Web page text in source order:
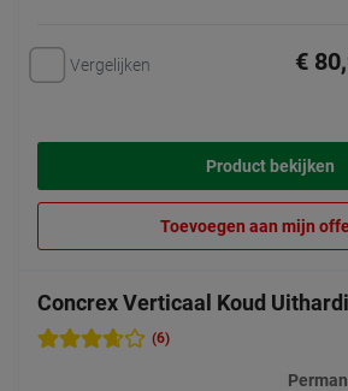
Vergelijken €
Product bekijken
Toevoegen aan mijn
Concrex Verticaal Koud
(6)